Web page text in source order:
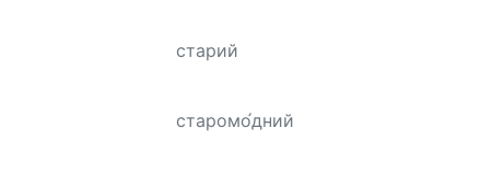
старий
старомо́дний